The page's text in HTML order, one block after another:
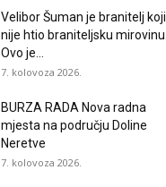
Velibor Šuman je branitelj koji
nije htio braniteljsku mirovinu.
Ovo je...
7. kolovoza 2026.
BURZA RADA Nova radna
mjesta na području Doline
Neretve
7. kolovoza 2026.